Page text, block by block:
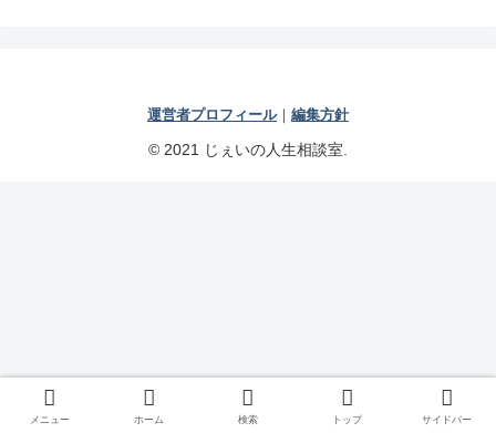
運営者プロフィール｜ 編集方針
© 2021 じぇいの人生相談室.
メニュー ホーム 検索 トップ サイドバー